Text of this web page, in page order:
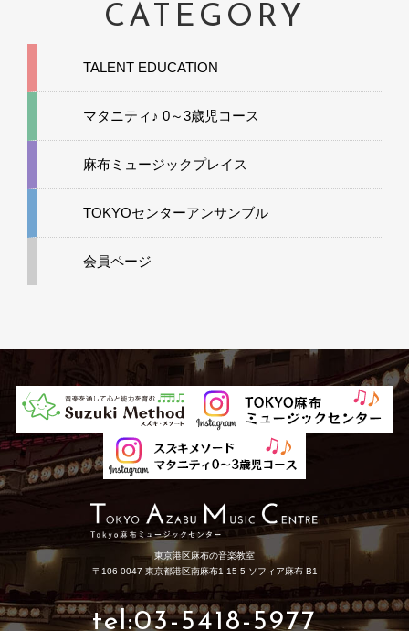
CATEGORY
TALENT EDUCATION
マタニティ♪ 0～3歳児コース
麻布ミュージックプレイス
TOKYOセンターアンサンブル
会員ページ
東京港区麻布の音楽教室
〒106-0047 東京都港区南麻布1-15-5 ソフィア麻布 B1
tel:03-5418-5977